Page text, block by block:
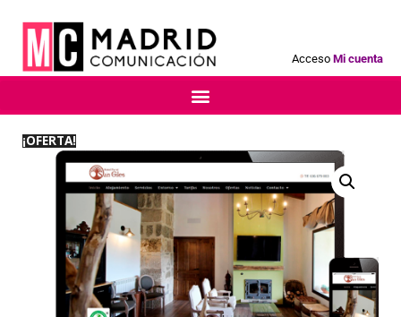
Acceso Mi cuenta
¡OFERTA!